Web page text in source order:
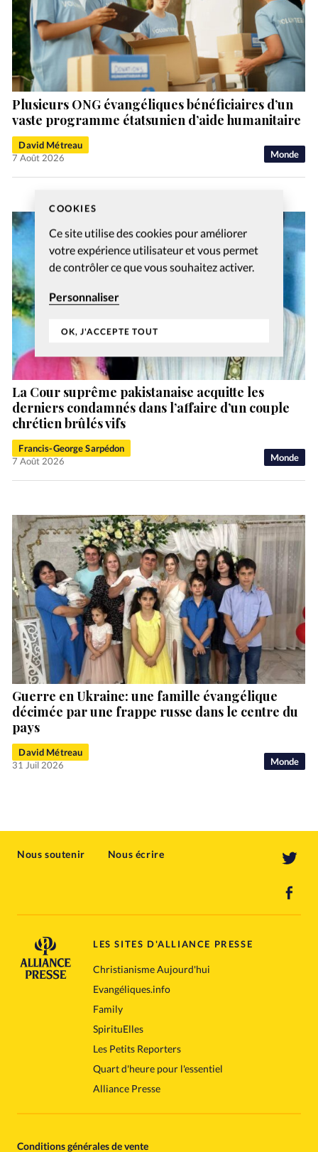
COOKIES
Ce site utilise des cookies pour améliorer
votre expérience utilisateur et vous permet
de contrôler ce que vous souhaitez activer.
Personnaliser
OK, J'ACCEPTE TOUT
Monde
Plusieurs ONG évangéliques bénéficiaires d’un
vaste programme étatsunien d’aide humanitaire
David Métreau
7 Août 2026
Monde
La Cour suprême pakistanaise acquitte les
derniers condamnés dans l’affaire d’un couple
chrétien brûlés vifs
Francis-George Sarpédon
7 Août 2026
Monde
Guerre en Ukraine: une famille évangélique
décimée par une frappe russe dans le centre du
pays
David Métreau
31 Juil 2026
Nous soutenir Nous écrire
LES SITES D'ALLIANCE PRESSE
Christianisme Aujourd'hui
Evangéliques.info
Family
SpirituElles
Les Petits Reporters
Quart d'heure pour l'essentiel
Alliance Presse
Conditions générales de vente